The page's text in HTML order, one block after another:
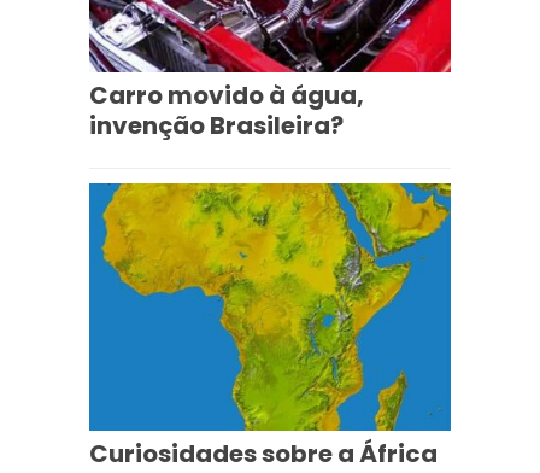
Carro movido à água,
invenção Brasileira?
Curiosidades sobre a África